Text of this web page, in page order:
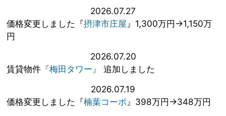
2026.07.27
価格変更しました『摂津市庄屋』1,300万円→1,150万
円
2026.07.20
賃貸物件 『梅田タワー』
追加しました
2026.07.19
価格変更しました『楠葉コーポ』398万円→348万円